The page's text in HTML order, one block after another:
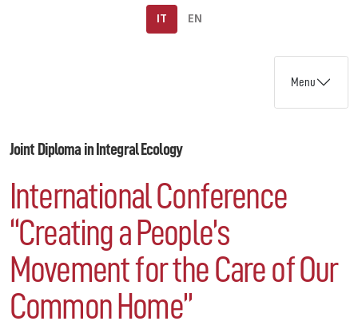
IT EN
Menu
Joint Diploma in Integral Ecology
International Conference
“Creating a People’s
Movement for the Care of Our
Common Home”